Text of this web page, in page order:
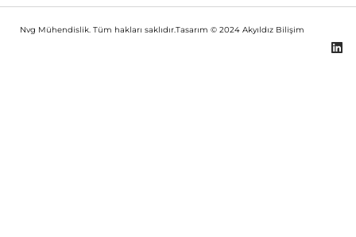
Nvg Mühendislik. Tüm hakları saklıdır.Tasarım © 2024 Akyıldız Bilişim